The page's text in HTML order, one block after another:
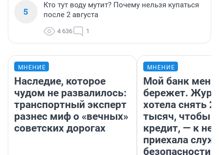
5
Кто тут воду мутит? Почему нельзя купаться
после 2 августа
4 636 1
МНЕНИЕ
Наследие, которое
чудом не развалилось:
транспортный эксперт
разнес миф о «вечных»
советских дорогах
МНЕНИЕ
Мой банк меня
бережет.
хотела снять
тысяч, чтобы
кредит, — к
приехала
безопасности